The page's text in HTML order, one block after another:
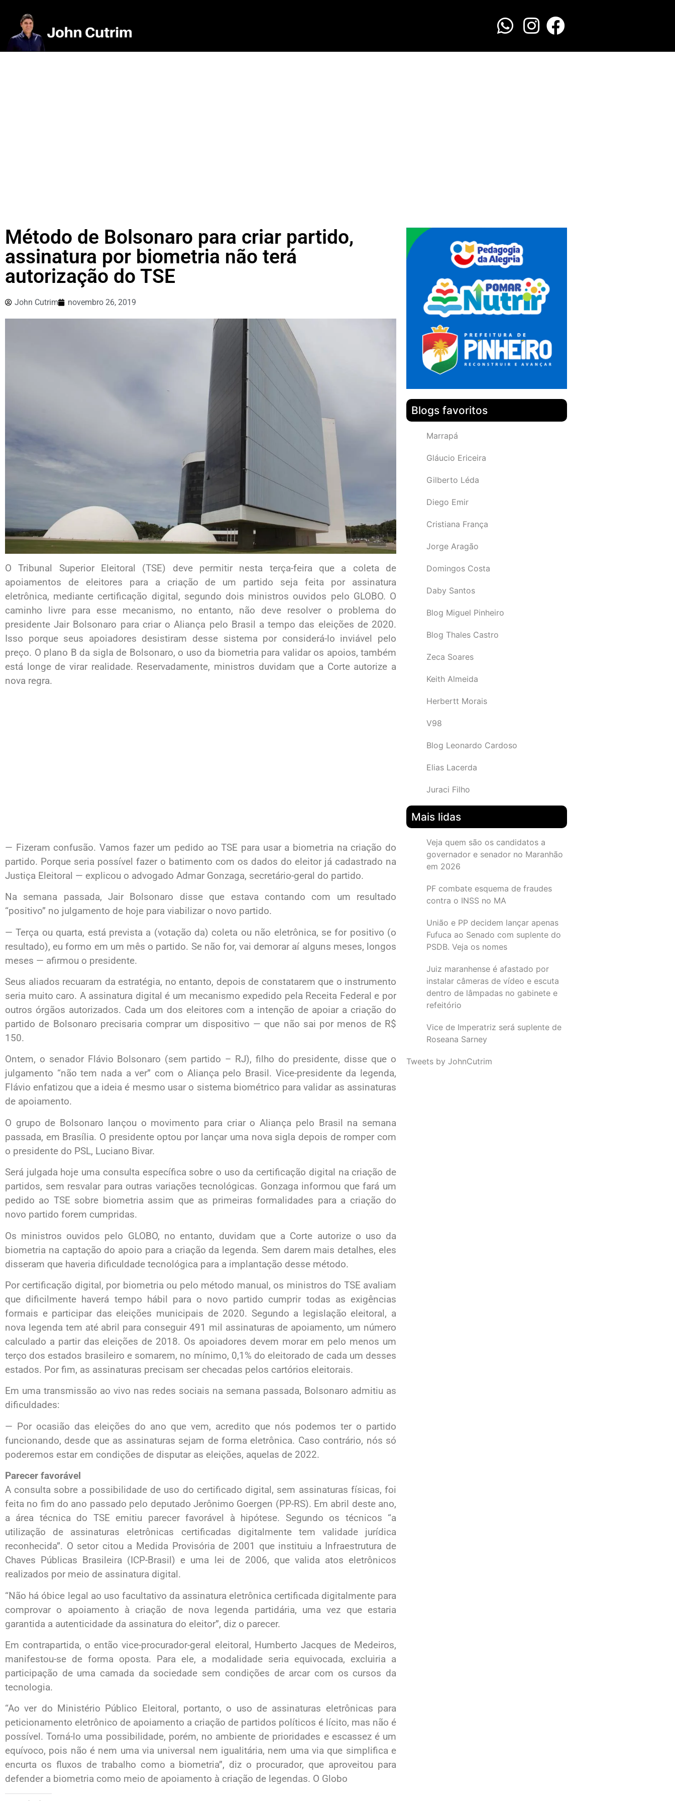
Método de Bolsonaro para criar partido,
assinatura por biometria não terá
autorização do TSE
John Cutrim novembro 26, 2019
O Tribunal Superior Eleitoral (TSE) deve permitir nesta terça-feira que a coleta de
apoiamentos de eleitores para a criação de um partido seja feita por assinatura
eletrônica, mediante certificação digital, segundo dois ministros ouvidos pelo GLOBO. O
caminho livre para esse mecanismo, no entanto, não deve resolver o problema do
presidente Jair Bolsonaro para criar o Aliança pelo Brasil a tempo das eleições de 2020.
Isso porque seus apoiadores desistiram desse sistema por considerá-lo inviável pelo
preço. O plano B da sigla de Bolsonaro, o uso da biometria para validar os apoios, também
está longe de virar realidade. Reservadamente, ministros duvidam que a Corte autorize a
nova regra.
— Fizeram confusão. Vamos fazer um pedido ao TSE para usar a biometria na criação do
partido. Porque seria possível fazer o batimento com os dados do eleitor já cadastrado na
Justiça Eleitoral — explicou o advogado Admar Gonzaga, secretário-geral do partido.
Na semana passada, Jair Bolsonaro disse que estava contando com um resultado
“positivo” no julgamento de hoje para viabilizar o novo partido.
— Terça ou quarta, está prevista a (votação da) coleta ou não eletrônica, se for positivo (o
resultado), eu formo em um mês o partido. Se não for, vai demorar aí alguns meses, longos
meses — afirmou o presidente.
Seus aliados recuaram da estratégia, no entanto, depois de constatarem que o instrumento
seria muito caro. A assinatura digital é um mecanismo expedido pela Receita Federal e por
outros órgãos autorizados. Cada um dos eleitores com a intenção de apoiar a criação do
partido de Bolsonaro precisaria comprar um dispositivo — que não sai por menos de R$
150.
Ontem, o senador Flávio Bolsonaro (sem partido – RJ), filho do presidente, disse que o
julgamento “não tem nada a ver” com o Aliança pelo Brasil. Vice-presidente da legenda,
Flávio enfatizou que a ideia é mesmo usar o sistema biométrico para validar as assinaturas
de apoiamento.
O grupo de Bolsonaro lançou o movimento para criar o Aliança pelo Brasil na semana
passada, em Brasília. O presidente optou por lançar uma nova sigla depois de romper com
o presidente do PSL, Luciano Bivar.
Será julgada hoje uma consulta específica sobre o uso da certificação digital na criação de
partidos, sem resvalar para outras variações tecnológicas. Gonzaga informou que fará um
pedido ao TSE sobre biometria assim que as primeiras formalidades para a criação do
novo partido forem cumpridas.
Os ministros ouvidos pelo GLOBO, no entanto, duvidam que a Corte autorize o uso da
biometria na captação do apoio para a criação da legenda. Sem darem mais detalhes, eles
disseram que haveria dificuldade tecnológica para a implantação desse método.
Por certificação digital, por biometria ou pelo método manual, os ministros do TSE avaliam
que dificilmente haverá tempo hábil para o novo partido cumprir todas as exigências
formais e participar das eleições municipais de 2020. Segundo a legislação eleitoral, a
nova legenda tem até abril para conseguir 491 mil assinaturas de apoiamento, um número
calculado a partir das eleições de 2018. Os apoiadores devem morar em pelo menos um
terço dos estados brasileiro e somarem, no mínimo, 0,1% do eleitorado de cada um desses
estados. Por fim, as assinaturas precisam ser checadas pelos cartórios eleitorais.
Em uma transmissão ao vivo nas redes sociais na semana passada, Bolsonaro admitiu as
dificuldades:
— Por ocasião das eleições do ano que vem, acredito que nós podemos ter o partido
funcionando, desde que as assinaturas sejam de forma eletrônica. Caso contrário, nós só
poderemos estar em condições de disputar as eleições, aquelas de 2022.
Parecer favorável
A consulta sobre a possibilidade de uso do certificado digital, sem assinaturas físicas, foi
feita no fim do ano passado pelo deputado Jerônimo Goergen (PP-RS). Em abril deste ano,
a área técnica do TSE emitiu parecer favorável à hipótese. Segundo os técnicos “a
utilização de assinaturas eletrônicas certificadas digitalmente tem validade jurídica
reconhecida”. O setor citou a Medida Provisória de 2001 que instituiu a Infraestrutura de
Chaves Públicas Brasileira (ICP-Brasil) e uma lei de 2006, que valida atos eletrônicos
realizados por meio de assinatura digital.
“Não há óbice legal ao uso facultativo da assinatura eletrônica certificada digitalmente para
comprovar o apoiamento à criação de nova legenda partidária, uma vez que estaria
garantida a autenticidade da assinatura do eleitor”, diz o parecer.
Em contrapartida, o então vice-procurador-geral eleitoral, Humberto Jacques de Medeiros,
manifestou-se de forma oposta. Para ele, a modalidade seria equivocada, excluiria a
participação de uma camada da sociedade sem condições de arcar com os cursos da
tecnologia.
“Ao ver do Ministério Público Eleitoral, portanto, o uso de assinaturas eletrônicas para
peticionamento eletrônico de apoiamento a criação de partidos políticos é lícito, mas não é
possível. Torná-lo uma possibilidade, porém, no ambiente de prioridades e escassez é um
equívoco, pois não é nem uma via universal nem igualitária, nem uma via que simplifica e
encurta os fluxos de trabalho como a biometria”, diz o procurador, que aproveitou para
defender a biometria como meio de apoiamento à criação de legendas. O Globo
Blogs favoritos
Marrapá
Gláucio Ericeira
Gilberto Léda
Diego Emir
Cristiana França
Jorge Aragão
Domingos Costa
Daby Santos
Blog Miguel Pinheiro
Blog Thales Castro
Zeca Soares
Keith Almeida
Herbertt Morais
V98
Blog Leonardo Cardoso
Elias Lacerda
Juraci Filho
Mais lidas
Veja quem são os candidatos a
governador e senador no Maranhão
em 2026
PF combate esquema de fraudes
contra o INSS no MA
União e PP decidem lançar apenas
Fufuca ao Senado com suplente do
PSDB. Veja os nomes
Juiz maranhense é afastado por
instalar câmeras de vídeo e escuta
dentro de lâmpadas no gabinete e
refeitório
Vice de Imperatriz será suplente de
Roseana Sarney
Tweets by JohnCutrim